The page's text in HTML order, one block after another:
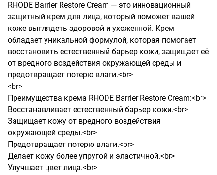
RHODE Barrier Restore Cream — это инновационный
защитный крем для лица, который поможет вашей
коже выглядеть здоровой и ухоженной. Крем
обладает уникальной формулой, которая помогает
восстановить естественный барьер кожи, защищает её
от вредного воздействия окружающей среды и
предотвращает потерю влаги.<br>
<br>
Преимущества крема RHODE Barrier Restore Cream:<br>
Восстанавливает естественный барьер кожи.<br>
Защищает кожу от вредного воздействия
окружающей среды.<br>
Предотвращает потерю влаги.<br>
Делает кожу более упругой и эластичной.<br>
Улучшает цвет лица.<br>